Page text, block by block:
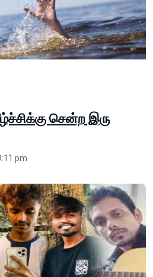
சென்ற இரு
pm